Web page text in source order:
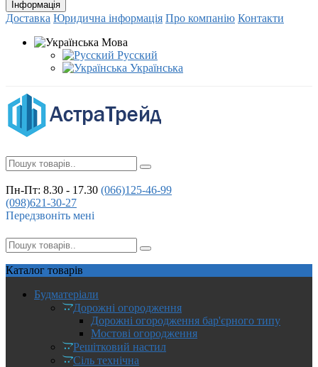
Інформація
Доставка Юридична інформація Про компанію Контакти
Мова
Русский
Українська
Пн-Пт: 8.30 - 17.30 (066)125-46-99
(098)621-30-27
Передзвоніть мені
Каталог товарів
Будматеріали
Дорожні огородження
Дорожні огородження бар'єрного типу
Мостові огородження
Решітковий настил
Сіль технічна